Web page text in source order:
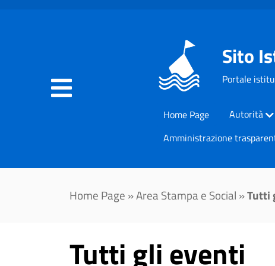
Sito
Portale
Home Page Autorità
Amministrazione
Home Page »Area Stampa e Social »Tutti
Tutti gli eventi